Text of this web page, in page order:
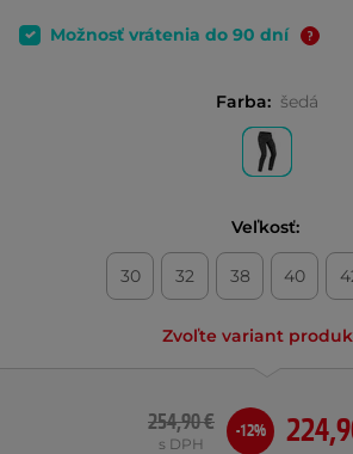
Možnosť vrátenia do 90 dní
Farba: šedá
Veľkosť:
30 32 38 40
Zvoľte variant
254,90 €
s DPH
-12%